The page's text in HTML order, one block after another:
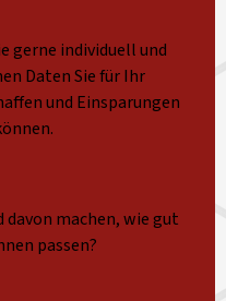
gerne individuell und
Daten Sie für Ihr
und Einsparungen
machen, wie gut
passen?